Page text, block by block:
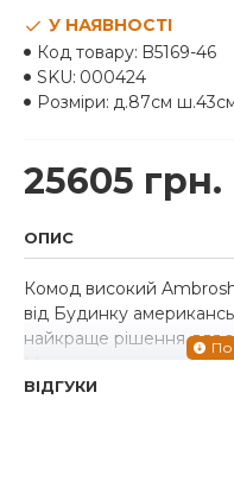
25605 грн.
У НАЯВНОСТІ
Код товару: B5169-46
SKU: 000424
Розміри: д.87см
ОПИС
Комод високий
від Будинку
найкраще рішення для
Модель виготовлена ​​з
довговічності та якості.
ВІДГУКИ